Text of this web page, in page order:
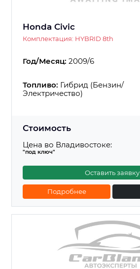
Honda Civic
Комплектация: HYBRID 8th
Год/Месяц: 2009/6
Топливо: Гибрид (Бензин/
Электричество)
Стоимость
Цена во Владивостоке:
"под ключ"
Оставить заявку
Подробнее